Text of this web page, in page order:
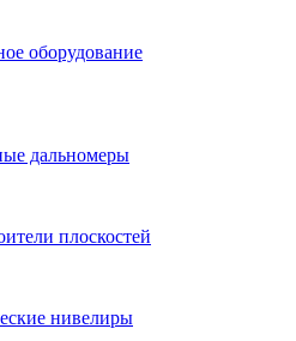
оборудование
дальномеры
плоскостей
нивелиры